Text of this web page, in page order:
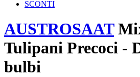
SCONTI
AUSTROSAAT
Tulipani Precoci -
bulbi